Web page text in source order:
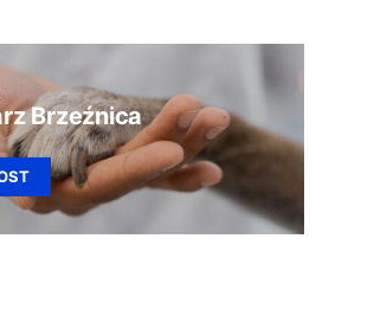
Brzeźnica